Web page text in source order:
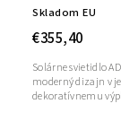
Skladom EU
€355,40
Solárne svietidlo
moderný dizajn v
dekoratívnemu